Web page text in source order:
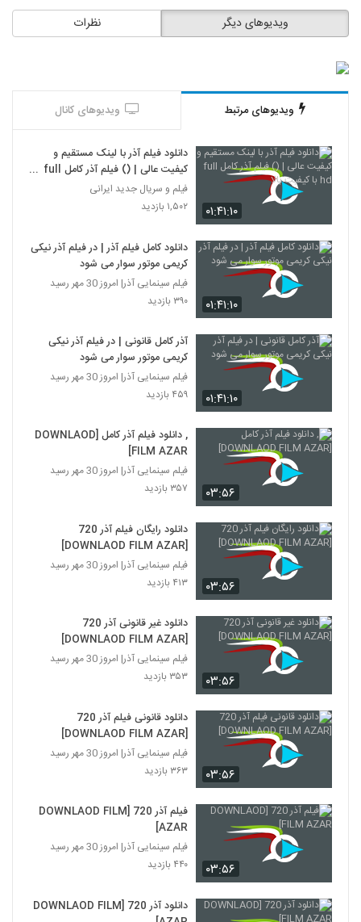
نظرات ویدیوهای دیگر
ویدیوهای مرتبط ویدیوهای کانال
۰۱:۴۱:۱۰
دانلود فیلم آذر با لینک مستقیم و
کیفیت عالی | () فیلم آذر کامل full
hd با کیفیت بالا
فیلم و سریال جدید ایرانی
۱,۵۰۲ بازدید
۰۱:۴۱:۱۰
دانلود کامل فیلم آذر | در فیلم آذر نیکی
کریمی موتور سوار می شود
فیلم سینمایی آذر| امروز 30 مهر رسید
۳۹۰ بازدید
۰۱:۴۱:۱۰
آذر کامل قانونی | در فیلم آذر نیکی
کریمی موتور سوار می شود
فیلم سینمایی آذر| امروز 30 مهر رسید
۴۵۹ بازدید
۰۳:۵۶
, دانلود فیلم آذر کامل [DOWNLAOD
FILM AZAR]
فیلم سینمایی آذر| امروز 30 مهر رسید
۳۵۷ بازدید
۰۳:۵۶
دانلود رایگان فیلم آذر 720
[DOWNLAOD FILM AZAR]
فیلم سینمایی آذر| امروز 30 مهر رسید
۴۱۳ بازدید
۰۳:۵۶
دانلود غیر قانونی آذر 720
[DOWNLAOD FILM AZAR]
فیلم سینمایی آذر| امروز 30 مهر رسید
۳۵۳ بازدید
۰۳:۵۶
دانلود قانونی فیلم آذر 720
[DOWNLAOD FILM AZAR]
فیلم سینمایی آذر| امروز 30 مهر رسید
۳۶۳ بازدید
۰۳:۵۶
فیلم آذر 720 [DOWNLAOD FILM
AZAR]
فیلم سینمایی آذر| امروز 30 مهر رسید
۴۴۰ بازدید
دانلود آذر 720 [DOWNLAOD FILM